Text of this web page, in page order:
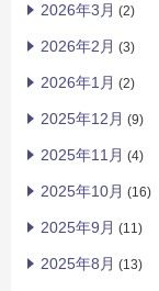
2026年3月 (2)
2026年2月 (3)
2026年1月 (2)
2025年12月 (9)
2025年11月 (4)
2025年10月 (16)
2025年9月 (11)
2025年8月 (13)